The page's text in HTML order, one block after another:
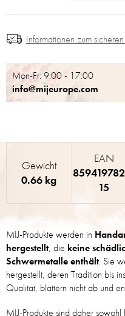
Mon-Fr: 9:00 - 17:00
info@mijeurope.com
Informationen zum
MIJ-Produkte werden in
hergestellt, die keine
Schwermetalle enthält. Sie
hergestellt, deren Tradition bis
Qualität, blättern nicht ab und
MIJ-Produkte sind daher sowohl
Gewicht
0.66 kg
EAN
15